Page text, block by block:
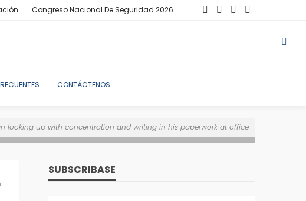
Congreso Nacional De Seguridad 2026
CONTÁCTENOS
looking up with concentration and writing in his paperwork at office
SUBSCRIBASE